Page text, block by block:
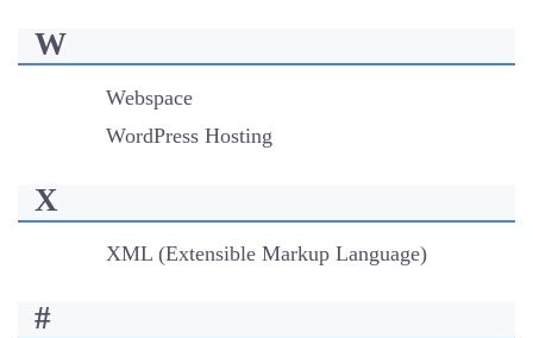
W
Webspace
WordPress Hosting
X
XML (Extensible Markup Language)
#